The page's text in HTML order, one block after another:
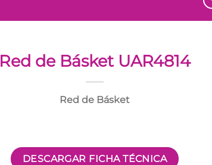
Red de Básket UAR4814
Red de Básket
DESCARGAR FICHA TÉCNICA